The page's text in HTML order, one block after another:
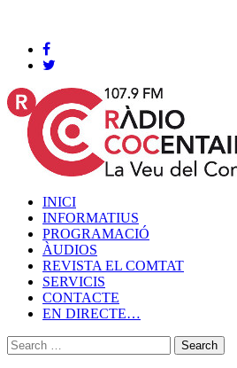
INICI
INFORMATIUS
PROGRAMACIÓ
ÀUDIOS
REVISTA EL COMTAT
SERVICIS
CONTACTE
EN DIRECTE…